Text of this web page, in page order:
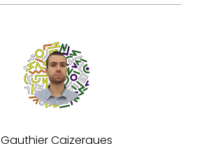
Gauthier Caizergues